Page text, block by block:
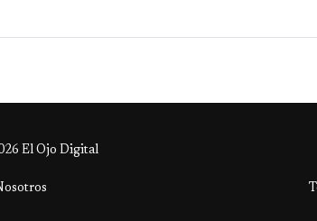
El Ojo Digital